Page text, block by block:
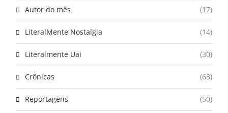
Autor do mês (17)
LiteralMente Nostalgia (14)
Literalmente Uai (30)
Crônicas (63)
Reportagens (50)